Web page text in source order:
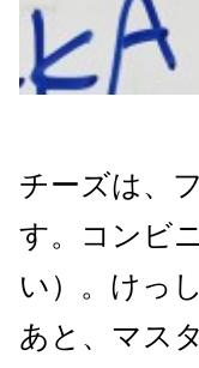
チーズは、
す。コンビ
い）。けっ
あと、マス